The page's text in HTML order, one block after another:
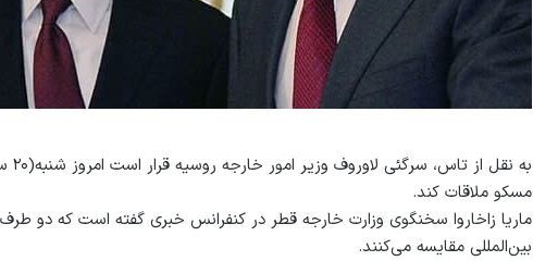
مسکو ملاقات کند.
ماریا زاخاروا سخنگوی وزارت خارجه قطر در کنفرانس خبری گفته است که دو
بین‌المللی مقایسه می‌کنند.